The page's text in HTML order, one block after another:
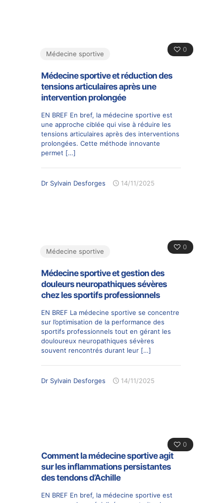
0
Médecine sportive
Médecine sportive et réduction des
tensions articulaires après une
intervention prolongée
EN BREF En bref, la médecine sportive est
une approche ciblée qui vise à réduire les
tensions articulaires après des interventions
prolongées. Cette méthode innovante
permet […]
Dr Sylvain Desforges 14/11/2025
0
Médecine sportive
Médecine sportive et gestion des
douleurs neuropathiques sévères
chez les sportifs professionnels
EN BREF La médecine sportive se concentre
sur l’optimisation de la performance des
sportifs professionnels tout en gérant les
douloureux neuropathiques sévères
souvent rencontrés durant leur […]
Dr Sylvain Desforges 14/11/2025
0
Comment la médecine sportive agit
sur les inflammations persistantes
des tendons d’Achille
EN BREF En bref, la médecine sportive est